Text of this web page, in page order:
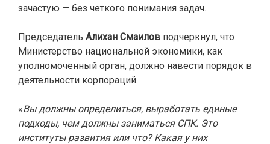
зачастую — без четкого понимания задач.
Председатель Алихан Смаилов подчеркнул, что
Министерство национальной экономики, как
уполномоченный орган, должно навести порядок в
деятельности корпораций.
«Вы должны определиться, выработать единые
подходы, чем должны заниматься СПК. Это
институты развития или что? Какая у них